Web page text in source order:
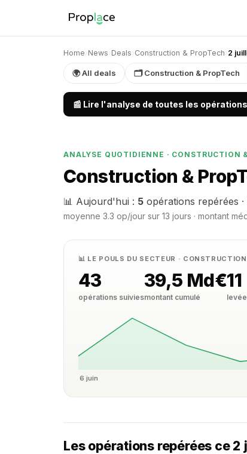
Home› News› Deals› Construction & PropTech› 2
🌍 All deals 🗂 Construction & PropTech
📰 Lire l'analyse de toutes les
ANALYSE QUOTIDIENNE · CONSTRUCTION
Construction &
📊 Aujourd'hui : 5 opérations repérées ·
moyenne 3.3 op/jour sur 13 jours · montant
📊 LE POULS DU SECTEUR ·
43
opérations suivies
39,5 Md€
montant cumulé
11
6 juin
Les opérations repérées ce